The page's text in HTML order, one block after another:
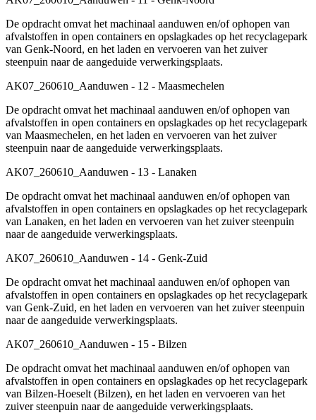
De opdracht omvat het machinaal aanduwen en/of ophopen van
afvalstoffen in open containers en opslagkades op het recyclagepark
van Genk-Noord, en het laden en vervoeren van het zuiver
steenpuin naar de aangeduide verwerkingsplaats.
AK07_260610_Aanduwen - 12 - Maasmechelen
De opdracht omvat het machinaal aanduwen en/of ophopen van
afvalstoffen in open containers en opslagkades op het recyclagepark
van Maasmechelen, en het laden en vervoeren van het zuiver
steenpuin naar de aangeduide verwerkingsplaats.
AK07_260610_Aanduwen - 13 - Lanaken
De opdracht omvat het machinaal aanduwen en/of ophopen van
afvalstoffen in open containers en opslagkades op het recyclagepark
van Lanaken, en het laden en vervoeren van het zuiver steenpuin
naar de aangeduide verwerkingsplaats.
AK07_260610_Aanduwen - 14 - Genk-Zuid
De opdracht omvat het machinaal aanduwen en/of ophopen van
afvalstoffen in open containers en opslagkades op het recyclagepark
van Genk-Zuid, en het laden en vervoeren van het zuiver steenpuin
naar de aangeduide verwerkingsplaats.
AK07_260610_Aanduwen - 15 - Bilzen
De opdracht omvat het machinaal aanduwen en/of ophopen van
afvalstoffen in open containers en opslagkades op het recyclagepark
van Bilzen-Hoeselt (Bilzen), en het laden en vervoeren van het
zuiver steenpuin naar de aangeduide verwerkingsplaats.